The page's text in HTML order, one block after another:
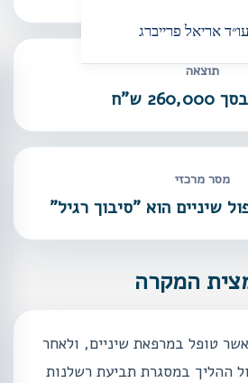
עו״ד אריאל פרייברג
תוצאה
ש"ח
מסר מרכזי
שיניים הוא "סיבוך רגיל"
המקרה
טופל במרפאת שיניים, ולאחר
ההליך במסגרת תביעת רשלנות